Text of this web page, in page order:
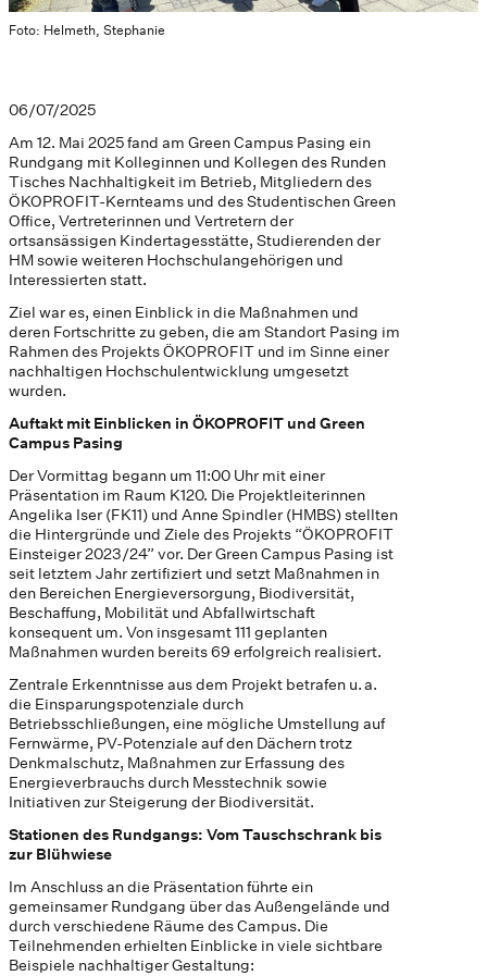
Foto: Helmeth, Stephanie
06/07/2025
Am 12. Mai 2025 fand am Green Campus Pasing ein
Rundgang mit Kolleginnen und Kollegen des Runden
Tisches Nachhaltigkeit im Betrieb, Mitgliedern des
ÖKOPROFIT-Kernteams und des Studentischen Green
Office, Vertreterinnen und Vertretern der
ortsansässigen Kindertagesstätte, Studierenden der
HM sowie weiteren Hochschulangehörigen und
Interessierten statt.
Ziel war es, einen Einblick in die Maßnahmen und
deren Fortschritte zu geben, die am Standort Pasing im
Rahmen des Projekts ÖKOPROFIT und im Sinne einer
nachhaltigen Hochschulentwicklung umgesetzt
wurden.
Auftakt mit Einblicken in ÖKOPROFIT und Green
Campus Pasing
Der Vormittag begann um 11:00 Uhr mit einer
Präsentation im Raum K120. Die Projektleiterinnen
Angelika Iser (FK11) und Anne Spindler (HMBS) stellten
die Hintergründe und Ziele des Projekts “ÖKOPROFIT
Einsteiger 2023/24” vor. Der Green Campus Pasing ist
seit letztem Jahr zertifiziert und setzt Maßnahmen in
den Bereichen Energieversorgung, Biodiversität,
Beschaffung, Mobilität und Abfallwirtschaft
konsequent um. Von insgesamt 111 geplanten
Maßnahmen wurden bereits 69 erfolgreich realisiert.
Zentrale Erkenntnisse aus dem Projekt betrafen u. a.
die Einsparungspotenziale durch
Betriebsschließungen, eine mögliche Umstellung auf
Fernwärme, PV-Potenziale auf den Dächern trotz
Denkmalschutz, Maßnahmen zur Erfassung des
Energieverbrauchs durch Messtechnik sowie
Initiativen zur Steigerung der Biodiversität.
Stationen des Rundgangs: Vom Tauschschrank bis
zur Blühwiese
Im Anschluss an die Präsentation führte ein
gemeinsamer Rundgang über das Außengelände und
durch verschiedene Räume des Campus. Die
Teilnehmenden erhielten Einblicke in viele sichtbare
Beispiele nachhaltiger Gestaltung: